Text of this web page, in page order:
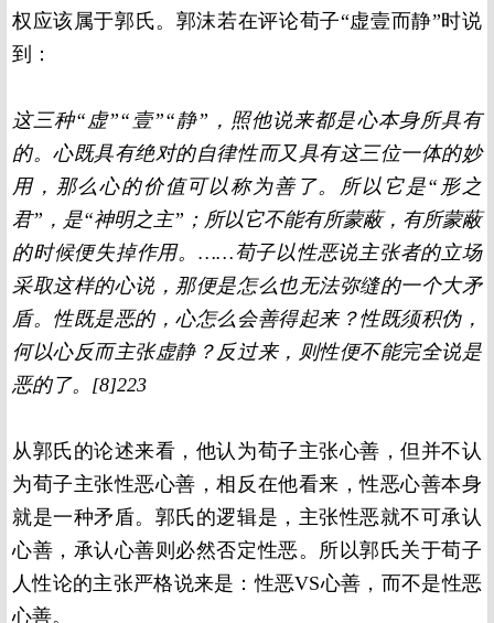
权应该属于郭氏。郭沫若在评论荀子“虚壹而静”时说
到：
这三种“虚”“壹”“静”，照他说来都是心本身所具有
的。心既具有绝对的自律性而又具有这三位一体的妙
用，那么心的价值可以称为善了。所以它是“形之
君”，是“神明之主”；所以它不能有所蒙蔽，有所蒙蔽
的时候便失掉作用。……荀子以性恶说主张者的立场
采取这样的心说，那便是怎么也无法弥缝的一个大矛
盾。性既是恶的，心怎么会善得起来？性既须积伪，
何以心反而主张虚静？反过来，则性便不能完全说是
恶的了。[8]223
从郭氏的论述来看，他认为荀子主张心善，但并不认
为荀子主张性恶心善，相反在他看来，性恶心善本身
就是一种矛盾。郭氏的逻辑是，主张性恶就不可承认
心善，承认心善则必然否定性恶。所以郭氏关于荀子
人性论的主张严格说来是：性恶VS心善，而不是性恶
心善。